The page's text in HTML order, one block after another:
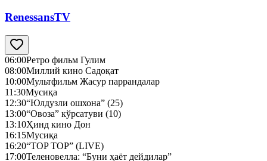
RenessansTV
06:00Ретро фильм Гулим
08:00Миллий кино Садоқат
10:00Мультфильм Жасур паррандалар
11:30Мусиқа
12:30“Юлдузли ошхона” (25)
13:00“Овоза” кўрсатуви (10)
13:10Ҳинд кино Дон
16:15Мусиқа
16:20“TOP TOP” (LIVE)
17:00Теленовелла: “Буни ҳаёт дейдилар”